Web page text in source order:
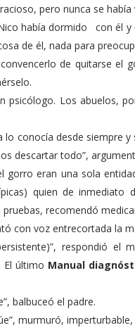
pero nunca se
había dormido con él y
de él, nada para
de quitarse el
psicólogo. Los abuelos,
lo conocía desde siempre
descartar todo”,
gorro eran una sola
quien de inmediato
recomendó
con voz entrecortada la
respondió el
El último Manual
balbuceó el padre.
murmuró,